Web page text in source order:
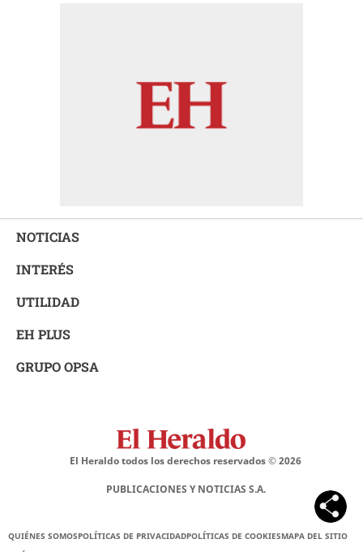
NOTICIAS
INTERÉS
UTILIDAD
EH PLUS
GRUPO OPSA
El Heraldo todos los derechos reservados ©2026
PUBLICACIONES Y NOTICIAS S.A.
QUIÉNES SOMOSPOLÍTICAS DE PRIVACIDADPOLÍTICAS DE COOKIESMAPA DEL SITIO